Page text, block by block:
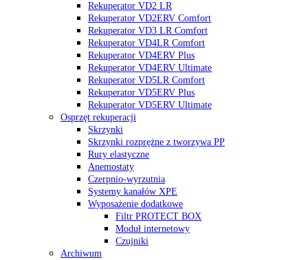
Rekuperator VD2 LR
Rekuperator VD2ERV Comfort
Rekuperator VD3 LR Comfort
Rekuperator VD4LR Comfort
Rekuperator VD4ERV Plus
Rekuperator VD4ERV Ultimate
Rekuperator VD5LR Comfort
Rekuperator VD5ERV Plus
Rekuperator VD5ERV Ultimate
Osprzęt rekuperacji
Skrzynki
Skrzynki rozprężne z tworzywa PP
Rury elastyczne
Anemostaty
Czerpnio-wyrzutnia
Systemy kanałów XPE
Wyposażenie dodatkowe
Filtr PROTECT BOX
Moduł internetowy
Czujniki
Archiwum